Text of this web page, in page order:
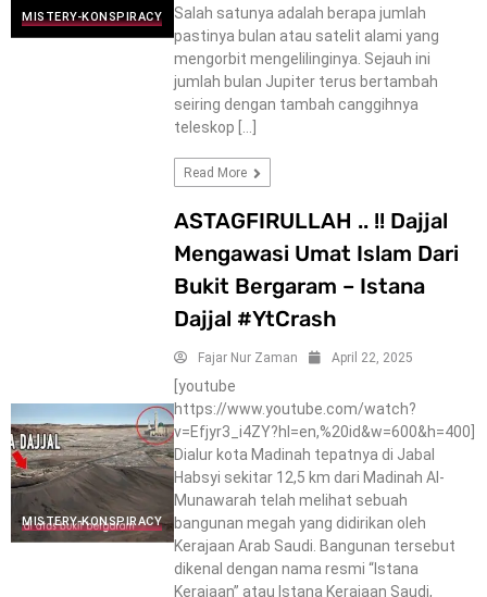
MISTERY-KONSPIRACY
Salah satunya adalah berapa jumlah
pastinya bulan atau satelit alami yang
mengorbit mengelilinginya. Sejauh ini
jumlah bulan Jupiter terus bertambah
seiring dengan tambah canggihnya
teleskop […]
Read More
MISTERY-KONSPIRACY
ASTAGFIRULLAH .. !! Dajjal
Mengawasi Umat Islam Dari
Bukit Bergaram – Istana
Dajjal #YtCrash
Fajar Nur Zaman April 22, 2025
[youtube
https://www.youtube.com/watch?
v=Efjyr3_i4ZY?hl=en,%20id&w=600&h=400]
Dialur kota Madinah tepatnya di Jabal
Habsyi sekitar 12,5 km dari Madinah Al-
Munawarah telah melihat sebuah
bangunan megah yang didirikan oleh
Kerajaan Arab Saudi. Bangunan tersebut
dikenal dengan nama resmi “Istana
Kerajaan” atau Istana Kerajaan Saudi,